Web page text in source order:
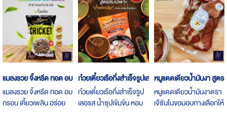
แมลงรวย จิ้งหรีด ทอด อบ กรอบ
แมลงรวย จิ้งหรีด ทอด อบ
กรอบ เคี้ยวเพลิน อร่อย
ก๋วยเตี๋ยวเรือกึ่งสำเร็จรูปเลอรส
ก๋วยเตี๋ยวเรือกึ่งสำเร็จรูป
เลอรส น้ำซุปเข้มข้น หอม
หมูแดดเดียวน้ำมันงา สูต
หมูแดดเดียวน้ำมันงาตรา
เจ๊ซันโนขอมอบทางเลือกให้